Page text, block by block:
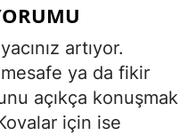
artıyor.
ya da fikir
açıkça konuşmak
için ise